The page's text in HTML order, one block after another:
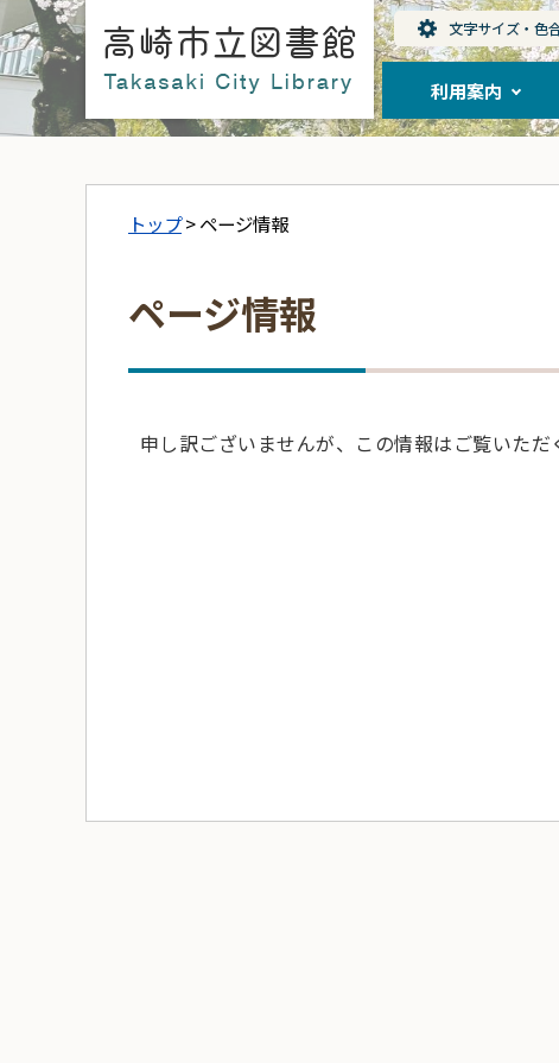
利用案内
トップ> ページ情報
ページ情報
申し訳ございませんが、この情報はご覧いただ